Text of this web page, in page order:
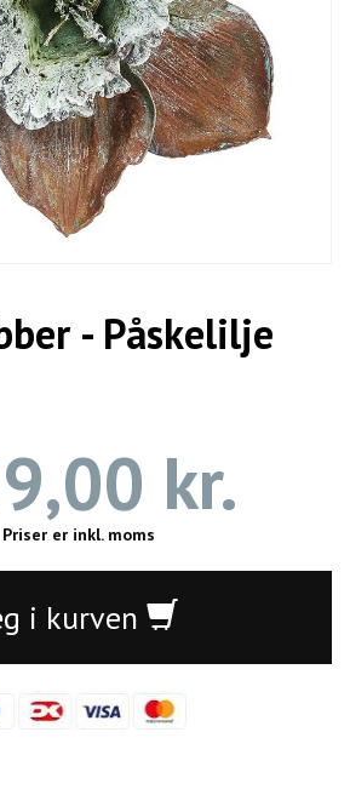
- Påskelilje
kr.
Priser er inkl. moms
i kurven